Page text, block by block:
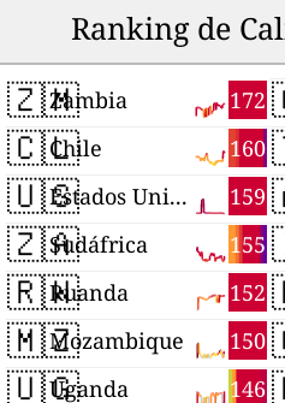
Ranking de
🇿🇲 172
Zambia
🇨🇱 160
Chile
🇺🇸 159
Estados Unidos
🇿🇦 155
Sudáfrica
🇷🇼 152
Ruanda
🇲🇿 150
Mozambique
🇺🇬 146
Uganda